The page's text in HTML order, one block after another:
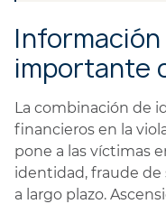
importante
La combinación de
financieros en la
pone a las víctimas
identidad, fraude de
a largo plazo.